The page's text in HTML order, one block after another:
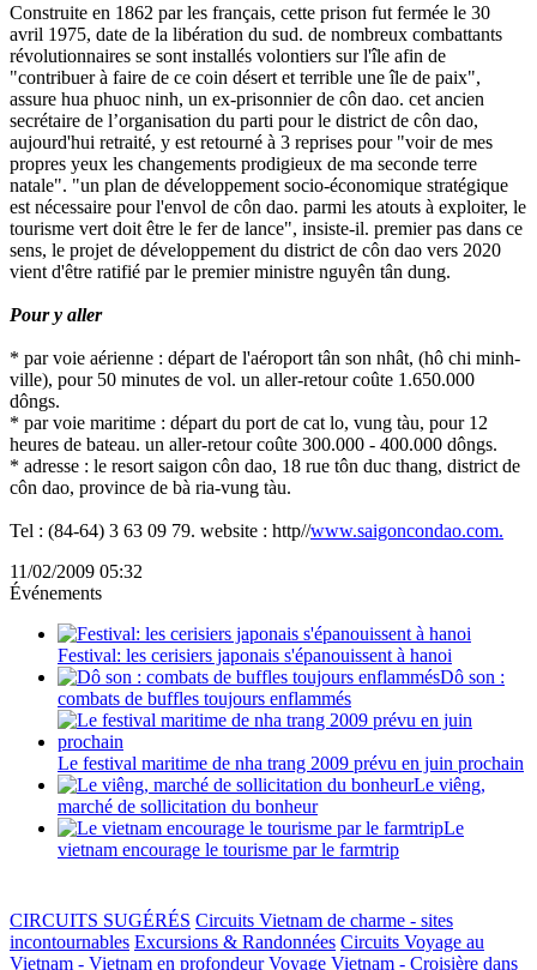
Construite en 1862 par les français, cette prison fut fermée le 30
avril 1975, date de la libération du sud. de nombreux combattants
révolutionnaires se sont installés volontiers sur l'île afin de
"contribuer à faire de ce coin désert et terrible une île de paix",
assure hua phuoc ninh, un ex-prisonnier de côn dao. cet ancien
secrétaire de l’organisation du parti pour le district de côn dao,
aujourd'hui retraité, y est retourné à 3 reprises pour "voir de mes
propres yeux les changements prodigieux de ma seconde terre
natale". "un plan de développement socio-économique stratégique
est nécessaire pour l'envol de côn dao. parmi les atouts à exploiter, le
tourisme vert doit être le fer de lance", insiste-il. premier pas dans ce
sens, le projet de développement du district de côn dao vers 2020
vient d'être ratifié par le premier ministre nguyên tân dung.
Pour y aller
* par voie aérienne : départ de l'aéroport tân son nhât, (hô chi minh-
ville), pour 50 minutes de vol. un aller-retour coûte 1.650.000
dôngs.
* par voie maritime : départ du port de cat lo, vung tàu, pour 12
heures de bateau. un aller-retour coûte 300.000 - 400.000 dôngs.
* adresse : le resort saigon côn dao, 18 rue tôn duc thang, district de
côn dao, province de bà ria-vung tàu.
Tel : (84-64) 3 63 09 79. website : http//www.saigoncondao.com.
11/02/2009 05:32
Événements
Festival: les cerisiers japonais s'épanouissent à hanoi
Dô son :
combats de buffles toujours enflammés
Le festival maritime de nha trang 2009 prévu en juin prochain
Le viêng,
marché de sollicitation du bonheur
Le
vietnam encourage le tourisme par le farmtrip
CIRCUITS SUGÉRÉS Circuits Vietnam de charme - sites
incontournables Excursions & Randonnées Circuits Voyage au
Vietnam - Vietnam en profondeur Voyage Vietnam - Croisière dans